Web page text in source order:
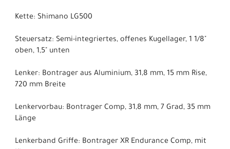
Kette: Shimano LG500
Steuersatz: Semi-integriertes, offenes Kugellager, 1 1/8"
oben, 1,5" unten
Lenker: Bontrager aus Aluminium, 31,8 mm, 15 mm Rise,
720 mm Breite
Lenkervorbau: Bontrager Comp, 31,8 mm, 7 Grad, 35 mm
Länge
Lenkerband Griffe: Bontrager XR Endurance Comp, mit